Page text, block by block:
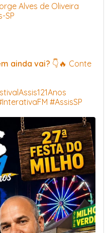
Alves de Oliveira
SP
ainda vai? 👇🔥 Conte
#AssisSP